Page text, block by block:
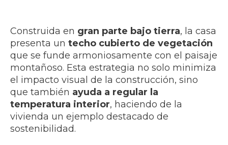
Construida en gran parte bajo tierra, la casa
presenta un techo cubierto de vegetación
que se funde armoniosamente con el paisaje
montañoso. Esta estrategia no solo minimiza
el impacto visual de la construcción, sino
que también ayuda a regular la
temperatura interior, haciendo de la
vivienda un ejemplo destacado de
sostenibilidad.